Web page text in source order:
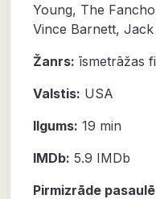
Young, The
Vince Barnett,
Žanrs: īsmetrāžas
Valstis: USA
Ilgums: 19 min
IMDb: 5.9 IMDb
Pirmizrāde